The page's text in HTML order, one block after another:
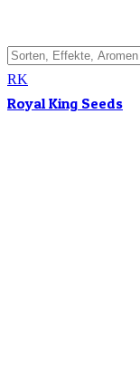
RK
Royal King Seeds